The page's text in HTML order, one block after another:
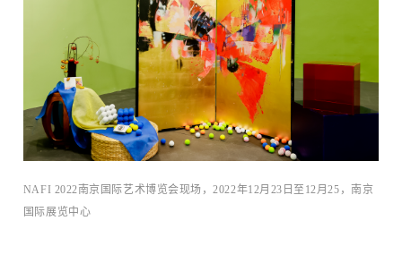
NAFI 2022南京国际艺术博览会现场，2022年12月23日至12月25，南京
国际展览中心